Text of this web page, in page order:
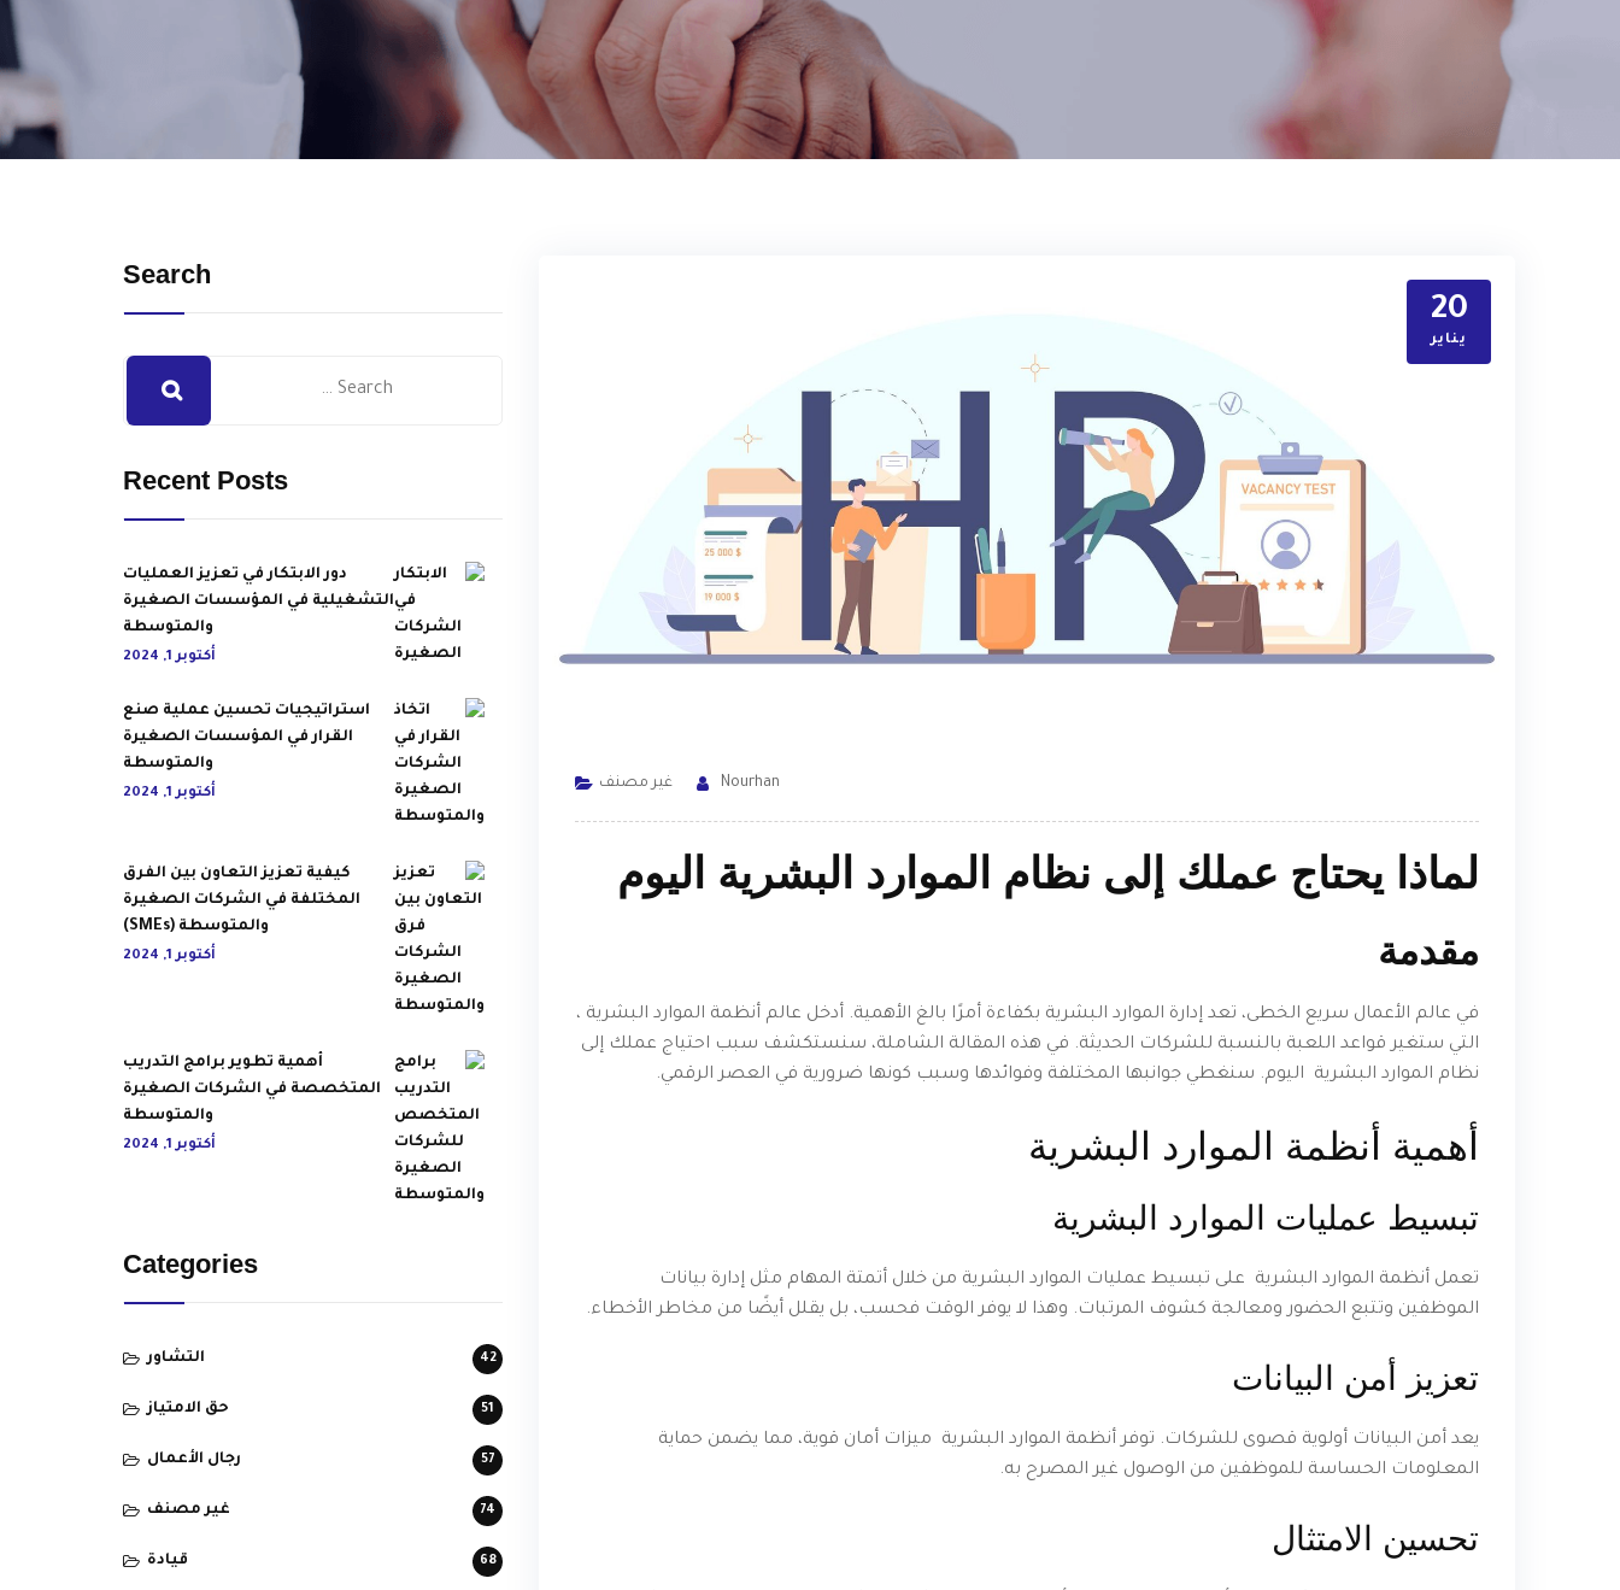
20
يناير
Nourhan غير مصنف
لماذا يحتاج عملك إلى نظام الموارد البشرية اليوم
مقدمة
في عالم الأعمال سريع الخطى، تعد إدارة الموارد البشرية بكفاءة أمرًا بالغ الأهمية. أدخل عالم أنظمة الموارد البشرية ،
التي ستغير قواعد اللعبة بالنسبة للشركات الحديثة. في هذه المقالة الشاملة، سنستكشف سبب احتياج عملك إلى
نظام الموارد البشرية اليوم. سنغطي جوانبها المختلفة وفوائدها وسبب كونها ضرورية في العصر الرقمي.
أهمية أنظمة الموارد البشرية
تبسيط عمليات الموارد البشرية
تعمل أنظمة الموارد البشرية على تبسيط عمليات الموارد البشرية من خلال أتمتة المهام مثل إدارة بيانات
الموظفين وتتبع الحضور ومعالجة كشوف المرتبات. وهذا لا يوفر الوقت فحسب، بل يقلل أيضًا من مخاطر الأخطاء.
تعزيز أمن البيانات
يعد أمن البيانات أولوية قصوى للشركات. توفر أنظمة الموارد البشرية ميزات أمان قوية، مما يضمن حماية
المعلومات الحساسة للموظفين من الوصول غير المصرح به.
تحسين الامتثال
Search
Recent Posts
دور الابتكار في تعزيز العمليات
التشغيلية في المؤسسات الصغيرة
والمتوسطة
أكتوبر 1, 2024
استراتيجيات تحسين عملية صنع
القرار في المؤسسات الصغيرة
والمتوسطة
أكتوبر 1, 2024
كيفية تعزيز التعاون بين الفرق
المختلفة في الشركات الصغيرة
والمتوسطة (SMEs)
أكتوبر 1, 2024
أهمية تطوير برامج التدريب
المتخصصة في الشركات الصغيرة
والمتوسطة
أكتوبر 1, 2024
Categories
التشاور 42
حق الامتياز 51
رجال الأعمال 57
غير مصنف 74
قيادة 68